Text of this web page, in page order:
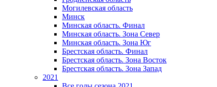
Могилевская область
Минск
Mинская область. Финал
Минская область. Зона Север
Минская область. Зона Юг
Брестская область. Финал
Брестская область. Зона Восток
Брестская область. Зона Запад
2021